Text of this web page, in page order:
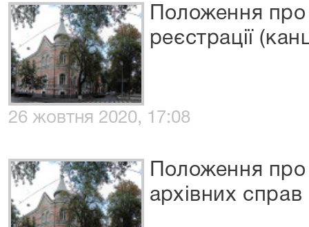
Положення про
реєстрації
26 жовтня 2020, 17:08
Положення про
архівних справ